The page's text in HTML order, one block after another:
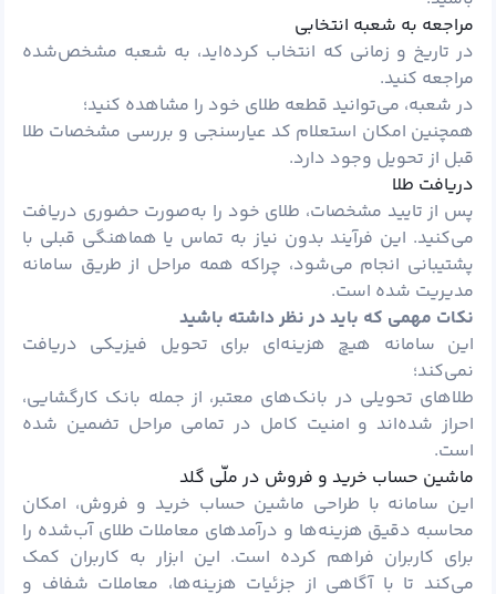
مراجعه به شعبه انتخابی
در تاریخ و زمانی که انتخاب کرده‌اید، به شعبه مشخص‌شده
مراجعه کنید.
در شعبه، می‌توانید قطعه طلای خود را مشاهده کنید؛
همچنین امکان استعلام کد عیارسنجی و بررسی مشخصات طلا
قبل از تحویل وجود دارد.
دریافت طلا
پس از تایید مشخصات، طلای خود را به‌صورت حضوری دریافت
می‌کنید. این فرآیند بدون نیاز به تماس یا هماهنگی قبلی با
پشتیبانی انجام می‌شود، چراکه همه مراحل از طریق سامانه
مدیریت شده است.
نکات مهمی که باید در نظر داشته باشید
این سامانه هیچ هزینه‌ای برای تحویل فیزیکی دریافت
نمی‌کند؛
طلاهای تحویلی در بانک‌های معتبر، از جمله بانک کارگشایی،
احراز شده‌اند و امنیت کامل در تمامی مراحل تضمین شده
است.
ماشین حساب خرید و فروش در ملّی گلد
این سامانه با طراحی ماشین حساب خرید و فروش، امکان
محاسبه دقیق هزینه‌ها و درآمدهای معاملات طلای آب‌شده را
برای کاربران فراهم کرده است. این ابزار به کاربران کمک
می‌کند تا با آگاهی از جزئیات هزینه‌ها، معاملات شفاف و